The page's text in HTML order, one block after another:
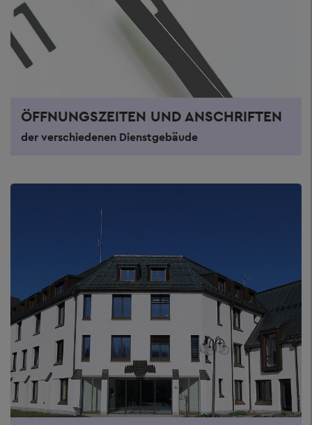
ÖFFNUNGSZEITEN UND ANSCHRIFTEN
der verschiedenen Dienstgebäude